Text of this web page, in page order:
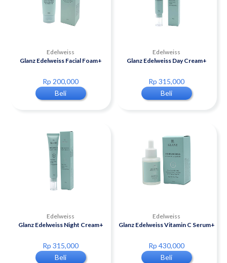
Edelweiss
Glanz Edelweiss Facial Foam+
Rp 200,000
Beli
Edelweiss
Glanz Edelweiss Day Cream+
Rp 315,000
Beli
Edelweiss
Glanz Edelweiss Night Cream+
Rp 315,000
Beli
Edelweiss
Glanz Edelweiss Vitamin C Serum+
Rp 430,000
Beli